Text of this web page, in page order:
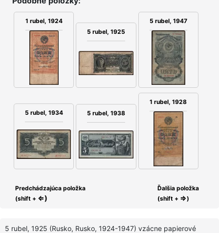
1 rubel, 1924
5 rubel, 1925
5 rubel, 1947
5 rubel, 1934 5 rubel, 1938
1 rubel, 1928
Predchádzajúca položka
(shift + ⇐)
Ďalšia položka
(shift + ⇒)
5 rubel, 1925 (Rusko, Rusko, 1924-1947) vzácne papierové